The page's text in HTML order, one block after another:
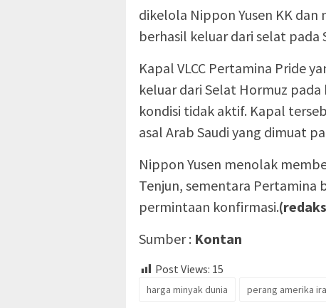
dikelola Nippon Yusen KK
berhasil keluar dari selat pada
Kapal VLCC Pertamina Pride
keluar dari Selat Hormuz
kondisi tidak aktif. Kapal
asal Arab Saudi yang dimuat
Nippon Yusen menolak
Tenjun, sementara
permintaan konfirmasi.
Sumber : Kontan
Post Views: 15
harga minyak dunia perang amerika